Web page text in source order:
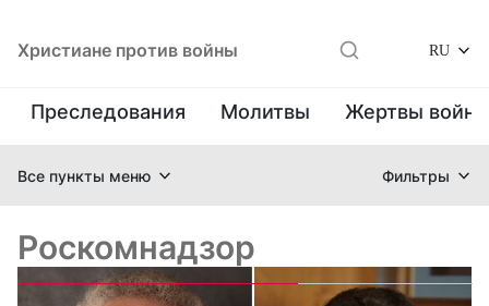
Христиане против войны RU
Преследования Молитвы Жертвы
Все пункты меню Фильтры
Роскомнадзор